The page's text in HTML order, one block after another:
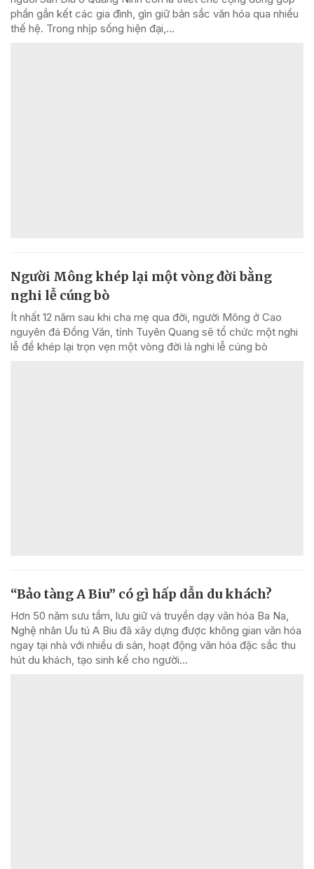
phần gắn kết các gia đình, gìn giữ bản sắc văn hóa qua nhiều
thế hệ. Trong nhịp sống hiện đại,...
Người Mông khép lại một vòng đời bằng
nghi lễ cúng bò
Ít nhất 12 năm sau khi cha mẹ qua đời, người Mông ở Cao
nguyên đá Đồng Văn, tỉnh Tuyên Quang sẽ tổ chức một nghi
lễ để khép lại trọn vẹn một vòng đời là nghi lễ cúng bò
“Bảo tàng A Biu” có gì hấp dẫn du khách?
Hơn 50 năm sưu tầm, lưu giữ và truyền dạy văn hóa Ba Na,
Nghệ nhân Ưu tú A Biu đã xây dựng được không gian văn hóa
ngay tại nhà với nhiều di sản, hoạt động văn hóa đặc sắc thu
hút du khách, tạo sinh kế cho người...